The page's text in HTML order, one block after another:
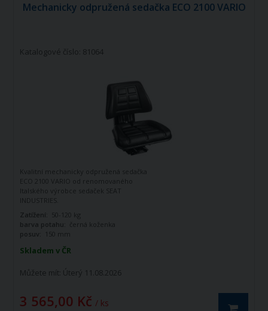
Mechanicky odpružená sedačka ECO 2100 VARIO
Katalogové číslo: 81064
Skladem v ČR
Můžete mít: Úterý 11.08.2026
3 565,00 Kč / ks
Kvalitní mechanicky odpružená sedačka
ECO 2100 VARIO od renomovaného
Italského výrobce sedaček SEAT
INDUSTRIES.
zemědělské, stavební i zahradní stroje.
Technické vlastnosti:
regulace hmotnosti obsluhy 50 - 120 kg
pružení: 110 mm (pružiny + tlumič)
úhlů nastavení - 0°, 3°, 12°, 24°, 26°)
čalounění: koženka
Výkres sedačky na obrázku č.2.
Zatížení:
50-120 kg
barva potahu:
černá koženka
posuv:
150 mm